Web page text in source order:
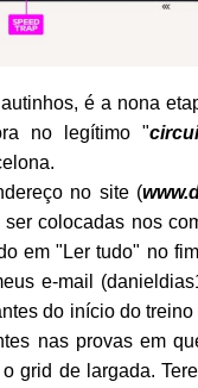
é a nona
no legítimo "
no site (
colocadas nos
em "Ler tudo" no
e-mail (
do início do
nas provas em
grid de largada.